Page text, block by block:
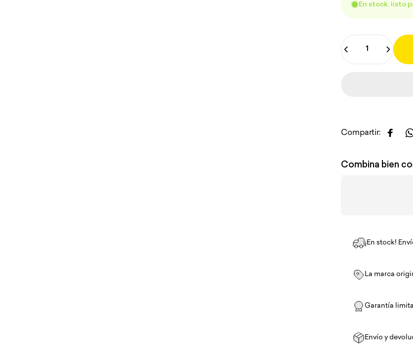
En stock, listo
Cantidad
Compartir:
Combina bien
¡En stock!
La marca
Garantía
Envío y